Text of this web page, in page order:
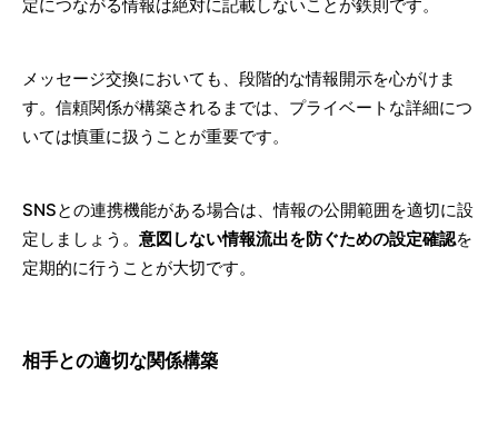
定につながる情報は絶対に記載しないことが鉄則です。
メッセージ交換においても、段階的な情報開示を心がけま
す。信頼関係が構築されるまでは、プライベートな詳細につ
いては慎重に扱うことが重要です。
SNSとの連携機能がある場合は、情報の公開範囲を適切に設
定しましょう。 意図しない情報流出を防ぐための設定確認を
定期的に行うことが大切です。
相手との適切な関係構築